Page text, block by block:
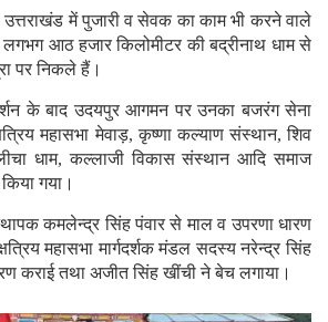
में पुजारी व सेवक का काम भी करने वाले
लगभग आठ हजार किलोमीटर की बद्रीनाथ धाम से
पर निकले हैं।
के बाद उदयपुर आगमन पर उनका बजरंग सेना
महासभा मेवाड़, कृष्णा कल्याण संस्थान, शिव
धाम, कल्लाजी विकास संस्थान आदि समाज
गया।
कमलेन्द्र सिंह पंवार से माल व उपरणा धारण
महासभा मार्गदर्शक मंडल सदस्य नरेन्द्र सिंह
कराई तथा अजीत सिंह खींची ने बेच लगाया।